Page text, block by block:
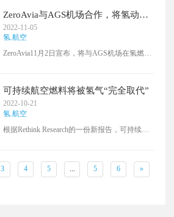
ZeroAvia与AGS机场合作，将氢动力
航班带到苏格兰
2022-11-05
氢.航空
ZeroAvia11月2日宣布，将与AGS机场在氢燃料
兰。
可持续航空燃料将被氢气“完全取代”
2022-10-21
氢.航空
根据Rethink Research的一份新报告，可持续航
数。
3 4 5 5 6 »